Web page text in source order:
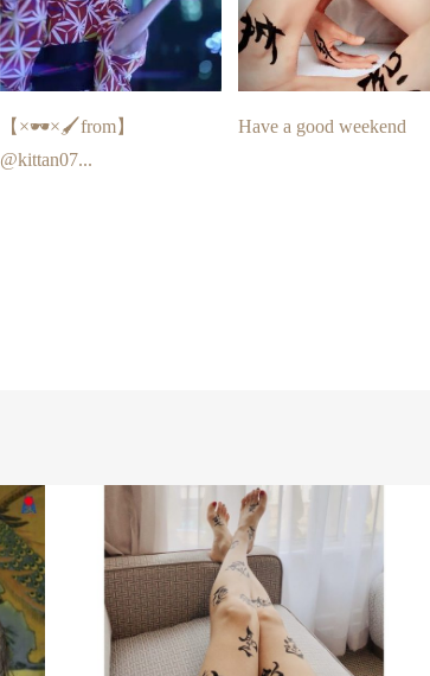
【×🕶×🖌from】
@kittan07...
Have a good weekend